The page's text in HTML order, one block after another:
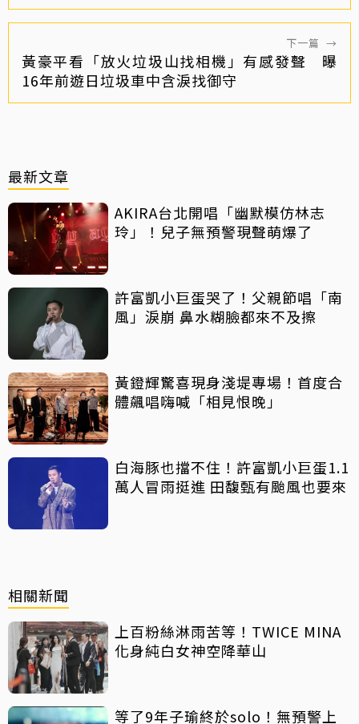
下一篇 →
黃豪平看「放火垃圾山找相機」有感發聲 曝
16年前遊日垃圾車中含淚找御守
最新文章
AKIRA台北開唱「幽默模仿林志
玲」！兒子無預警現聲萌爆了
許富凱小巨蛋哭了！父親節唱「南
風」淚崩 鼻水糊臉都來不及擦
黃鐙輝驚喜現身淺堤專場！首度合
體飆唱嗨喊「相見恨晚」
白海豚也擋不住！許富凱小巨蛋1.1
萬人冒雨挺進 田馥甄有颱風也要來
相關新聞
上百粉絲淋雨苦等！TWICE MINA
化身純白女神空降華山
等了9年子瑜終於solo！無預警上